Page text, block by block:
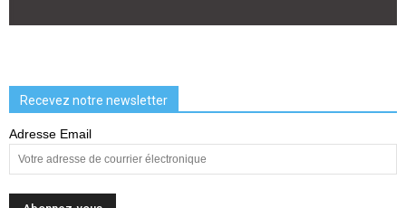
Recevez notre newsletter
Adresse Email